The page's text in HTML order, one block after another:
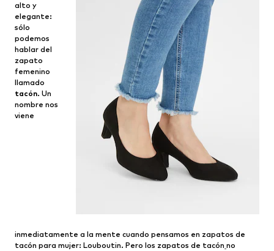
alto y
elegante:
sólo
podemos
hablar del
zapato
femenino
llamado
tacón. Un
nombre nos
viene
inmediatamente a la mente cuando pensamos en zapatos de
tacón para mujer: Louboutin. Pero los zapatos de tacón no